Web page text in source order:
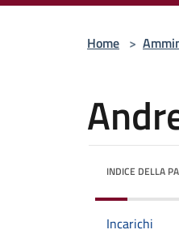
Home >
INDICE DELLA
Incarichi